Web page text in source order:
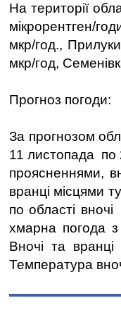
На території
мікрорентген/
мкр/год.,
мкр/год,
Прогноз погоди:
За прогнозом
11 листопада по
проясненнями,
вранці місцями
по області
хмарна погода
Вночі та вранці
Температура